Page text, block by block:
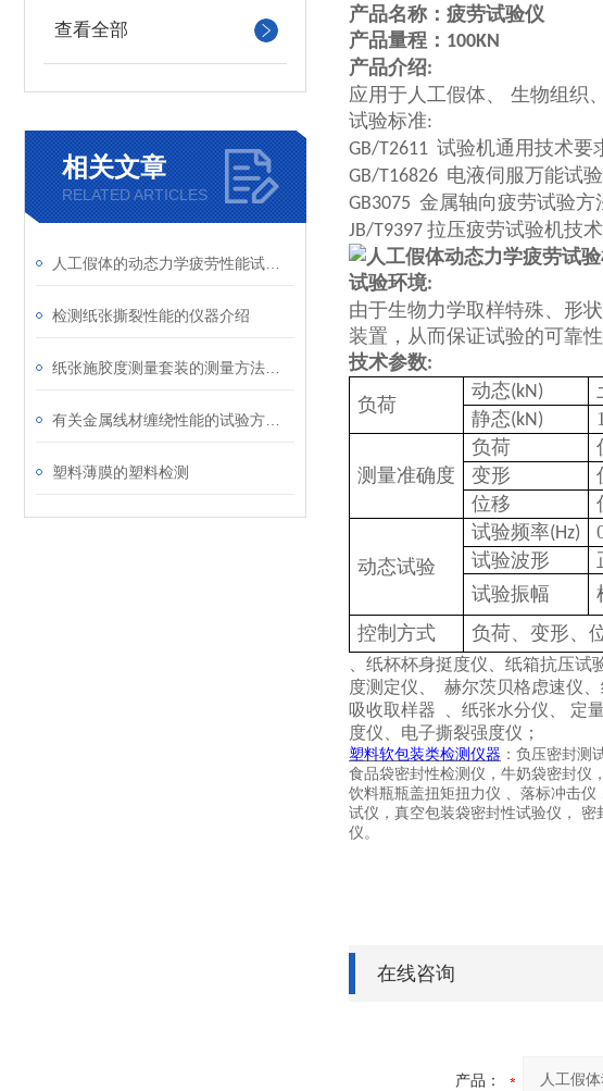
查看全部
相关文章
RELATED ARTICLES
检测纸张撕裂性能的仪器介绍
塑料薄膜的塑料检测
产品名称： 疲劳试验仪
产品量程： 100KN
产品介绍:
应用于人工假体、 生物组织
试验标准:
GB/T2611 试验机通用技术要
GB/T16826 电液伺服万能试
GB3075 金属轴向疲劳试验方
JB/T9397 拉压疲劳试验机技
试验环境:
由于生物力学取样特殊、形
装置，从而保证试验的可靠性
技术参数:
负荷
动态(kN)
静态(kN)
测量准确度
负荷
变形
位移
动态试验
试验频率(Hz)
试验波形
试验振幅
控制方式
负荷、变形、
、纸杯杯身挺度仪、纸箱抗压试
度测定仪、
赫尔茨贝格虑速仪
吸收取样器
、纸张水分仪、 定
度仪、电子撕裂强度仪；
塑料软包装类检测仪器 ：负压密封测
食品袋密封性检测仪，牛奶袋密封仪
饮料瓶瓶盖扭矩扭力仪 、落标冲击仪
试仪，真空包装袋密封性试验仪，
仪。
在线咨询
产品：